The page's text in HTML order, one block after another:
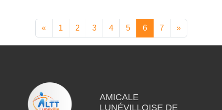
« 1 2 3 4 5 6 7 »
AMICALE
LUNÉVILLOISE DE